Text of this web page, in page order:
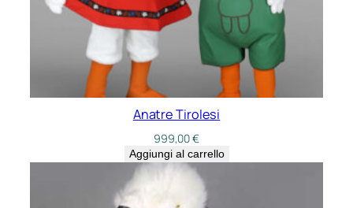
Anatre Tirolesi
999,00€
Aggiungi al carrello